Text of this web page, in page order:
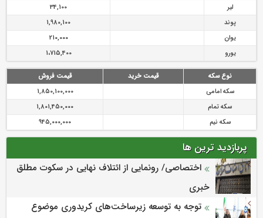
لیر
34,100
پوند
1,980,100
یوان
210,000
یورو
1،715,400
نوع سکه قیمت خرید
قیمت فروش
سکه امامی
1,850,100,000
سکه تمام
1,801,450,000
سکه نیم
945,000,000
پربازدید ترین ها
اختصاصی/ رونمایی از ائتلاف‌ نهایی در سکوت مطلق
خبری
توجه به توسعه زیرساخت‌های کریدوری موضوع